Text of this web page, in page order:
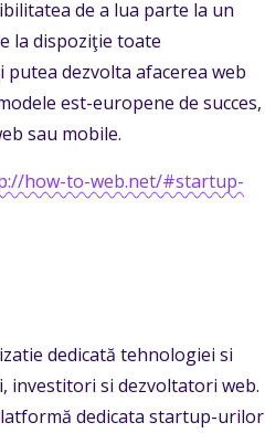
de a lua parte la un
la dispoziţie toate
dezvolta afacerea web
est-europene de succes,
sau mobile.
how-to-web.net/#startup-
dedicată tehnologiei si
investitori si dezvoltatori web.
dedicata startup-urilor